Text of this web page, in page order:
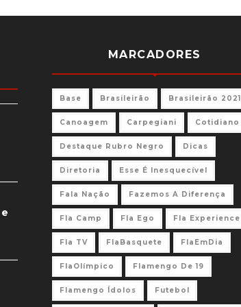
MARCADORES
Base Brasileirão Brasileirão 2021
Canoagem Carpegiani Cotidiano
Destaque Rubro Negro Dicas
Diretoria Esse É Inesquecível
Fala Nação Fazemos A Diferença
Fla Camp Fla Ego Fla Experience
Fla TV FlaBasquete FlaEmDia
FlaOlímpico Flamengo De 19
Flamengo Ídolos Futebol